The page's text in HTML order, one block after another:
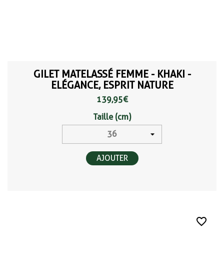
GILET MATELASSÉ FEMME - KHAKI -
ELÉGANCE, ESPRIT NATURE
139,95 €
Taille (cm)
AJOUTER
favorite_border